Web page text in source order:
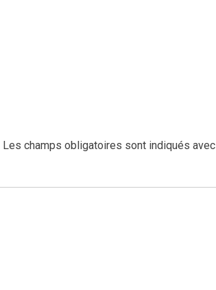
Les champs obligatoires sont indiqués avec